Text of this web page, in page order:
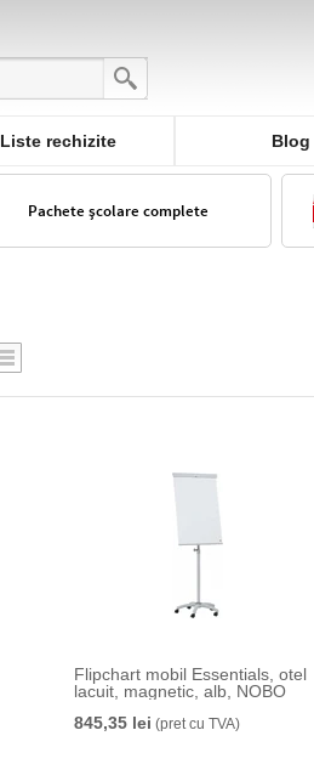
Liste rechizite Blog
Pachete școlare complete
Flipchart mobil Essentials, otel
lacuit, magnetic, alb, NOBO
845,35 lei (pret cu TVA)